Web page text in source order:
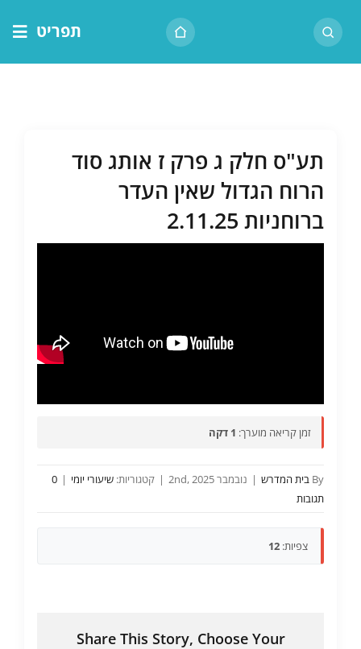
לתוכן
תפריט
שיעור יומיתע"ס חלק ג פרק ז אותג סוד
הרוח הגדול שאין העדר
ברוחניות 2.11.25
זמן קריאה מוערך: 1 דקה
By בית המדרש | נובמבר 2nd, 2025 | קטגוריות: שיעורי יומי |
0
תגובות
צפיות: 12
Share This Story, Choose Your